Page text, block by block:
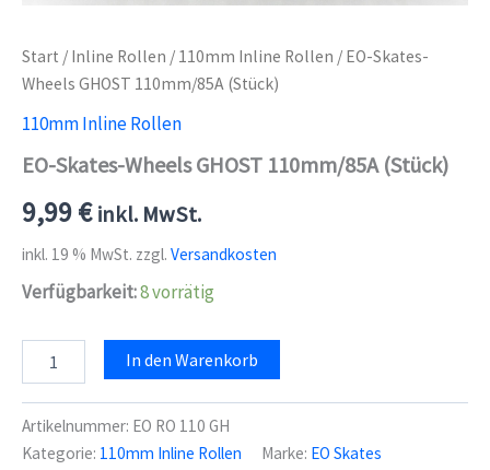
Start / Inline Rollen / 110mm Inline Rollen / EO-Skates-
Wheels GHOST 110mm/85A (Stück)
110mm Inline Rollen
EO-Skates-Wheels GHOST 110mm/85A (Stück)
9,99€ inkl. MwSt.
inkl. 19 % MwSt. zzgl. Versandkosten
Verfügbarkeit:8 vorrätig
Skates-
GHOST
110mm/85A
(Stück)
In den Warenkorb
Artikelnummer: EO RO 110 GH
Kategorie: 110mm Inline Rollen Marke: EO Skates